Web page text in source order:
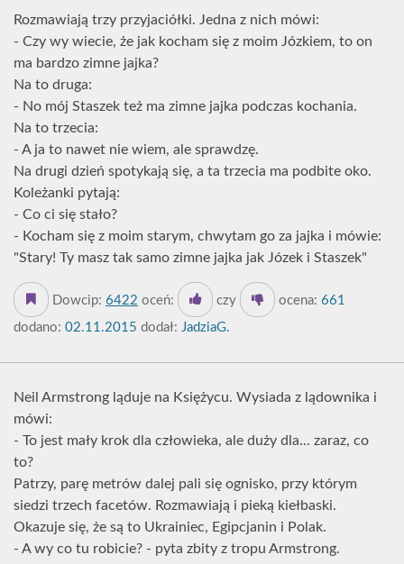
Rozmawiają trzy przyjaciółki. Jedna z nich mówi:
- Czy wy wiecie, że jak kocham się z moim Józkiem, to on
ma bardzo zimne jajka?
Na to druga:
- No mój Staszek też ma zimne jajka podczas kochania.
Na to trzecia:
- A ja to nawet nie wiem, ale sprawdzę.
Na drugi dzień spotykają się, a ta trzecia ma podbite oko.
Koleżanki pytają:
- Co ci się stało?
- Kocham się z moim starym, chwytam go za jajka i mówie:
"Stary! Ty masz tak samo zimne jajka jak Józek i Staszek"
Dowcip: 6422 oceń: czy ocena: 661
dodano: 02.11.2015 dodał: JadziaG.
Neil Armstrong ląduje na Księżycu. Wysiada z lądownika i
mówi:
- To jest mały krok dla człowieka, ale duży dla... zaraz, co
to?
Patrzy, parę metrów dalej pali się ognisko, przy którym
siedzi trzech facetów. Rozmawiają i pieką kiełbaski.
Okazuje się, że są to Ukrainiec, Egipcjanin i Polak.
- A wy co tu robicie? - pyta zbity z tropu Armstrong.